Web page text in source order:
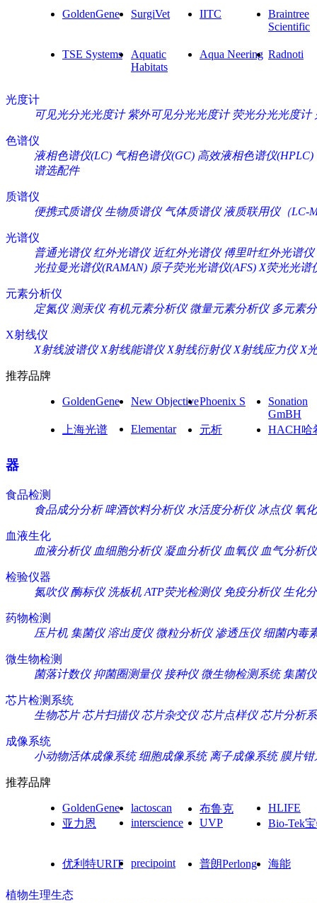
GoldenGene SurgiVet IITC
Braintree
Scientific
TSE Systems
Aquatic
Habitats
Aqua Neering Radnoti
光度计
可见光分光光度计 紫外可见分光光度计 荧光分光光度计
色谱仪
液相色谱仪(LC) 气相色谱仪(GC) 高效液相色谱仪(HPLC)
谱选配件
质谱仪
便携式质谱仪 生物质谱仪 气体质谱仪 液质联用仪（LC-
光谱仪
普通光谱仪 红外光谱仪 近红外光谱仪 傅里叶红外光谱仪
光拉曼光谱仪(RAMAN) 原子荧光光谱仪(AFS) X荧光光谱
元素分析仪
定氮仪 测汞仪 有机元素分析仪 微量元素分析仪 多元素
X射线仪
X射线波谱仪 X射线能谱仪 X射线衍射仪 X射线应力仪 X
推荐品牌
GoldenGene New ObjectivePhoenix S
Sonation
GmBH
上海光谱
Elementar 元析 HACH哈
器
食品检测
食品成分分析 啤酒饮料分析仪 水活度分析仪 冰点仪 氧
血液生化
血液分析仪 血细胞分析仪 凝血分析仪 血氧仪 血气分析仪
检验仪器
氮吹仪 酶标仪 洗板机 ATP荧光检测仪 免疫分析仪 生化
药物检测
压片机 集菌仪 溶出度仪 微粒分析仪 渗透压仪 细菌内毒
微生物检测
菌落计数仪 抑菌圈测量仪 接种仪 微生物检测系统 集菌仪
芯片检测系统
生物芯片 芯片扫描仪 芯片杂交仪 芯片点样仪 芯片分析
成像系统
小动物活体成像系统 细胞成像系统 离子成像系统 膜片钳
推荐品牌
GoldenGene lactoscan 布鲁克
HLIFE
亚力恩
interscience UVP Bio-Tek
优利特URIT precipoint 普朗Perlong 海能
植物生理生态